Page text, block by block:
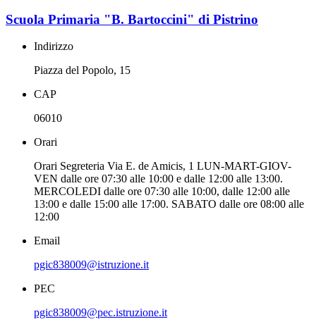
Scuola Primaria "B. Bartoccini" di Pistrino
Indirizzo
Piazza del Popolo, 15
CAP
06010
Orari
Orari Segreteria Via E. de Amicis, 1 LUN-MART-GIOV-
VEN dalle ore 07:30 alle 10:00 e dalle 12:00 alle 13:00.
MERCOLEDI dalle ore 07:30 alle 10:00, dalle 12:00 alle
13:00 e dalle 15:00 alle 17:00. SABATO dalle ore 08:00 alle
12:00
Email
pgic838009@istruzione.it
PEC
pgic838009@pec.istruzione.it